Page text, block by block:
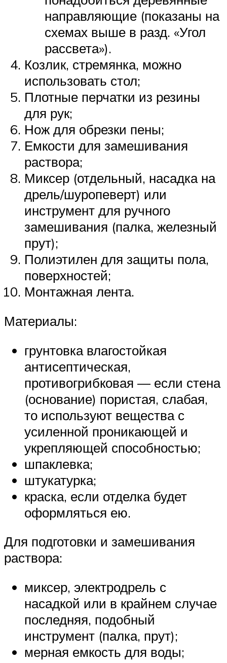
направляющие (показаны на
схемах выше в разд. «Угол
рассвета»).
Козлик, стремянка, можно
использовать стол;
Плотные перчатки из резины
для рук;
Нож для обрезки пены;
Емкости для замешивания
раствора;
Миксер (отдельный, насадка на
дрель/шуропеверт) или
инструмент для ручного
замешивания (палка, железный
прут);
Полиэтилен для защиты пола,
поверхностей;
Монтажная лента.
Материалы:
грунтовка влагостойкая
антисептическая,
противогрибковая — если стена
(основание) пористая, слабая,
то используют вещества с
усиленной проникающей и
укрепляющей способностью;
шпаклевка;
штукатурка;
краска, если отделка будет
оформляться ею.
Для подготовки и замешивания
раствора:
миксер, электродрель с
насадкой или в крайнем случае
последняя, подобный
инструмент (палка, прут);
мерная емкость для воды;